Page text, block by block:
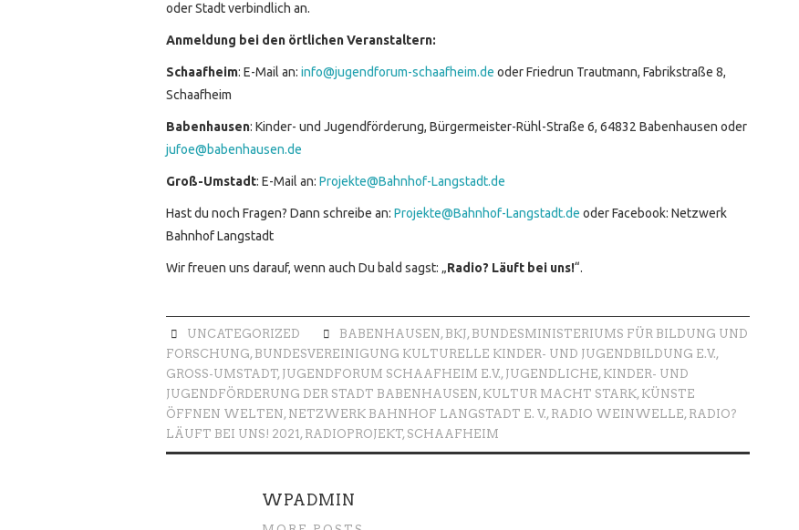
oder Stadt verbindlich an.
Anmeldung bei den örtlichen Veranstaltern:
Schaafheim: E-Mail an: info@jugendforum-schaafheim.de oder Friedrun Trautmann, Fabrikstraße 8,
Schaafheim
Babenhausen: Kinder- und Jugendförderung, Bürgermeister-Rühl-Straße 6, 64832 Babenhausen oder
jufoe@babenhausen.de
Groß-Umstadt: E-Mail an: Projekte@Bahnhof-Langstadt.de
Hast du noch Fragen? Dann schreibe an: Projekte@Bahnhof-Langstadt.de oder Facebook: Netzwerk
Bahnhof Langstadt
Wir freuen uns darauf, wenn auch Du bald sagst: „Radio? Läuft bei uns!“.
UNCATEGORIZED BABENHAUSEN, BKJ, BUNDESMINISTERIUMS FÜR BILDUNG UND
FORSCHUNG, BUNDESVEREINIGUNG KULTURELLE KINDER- UND JUGENDBILDUNG E.V.,
GROSS-UMSTADT
, JUGENDFORUM SCHAAFHEIM E.V., JUGENDLICHE, KINDER- UND
JUGENDFÖRDERUNG DER STADT BABENHAUSEN, KULTUR MACHT STARK, KÜNSTE
ÖFFNEN WELTEN, NETZWERK BAHNHOF LANGSTADT E. V., RADIO WEINWELLE, RADIO?
LÄUFT BEI UNS! 2021, RADIOPROJEKT, SCHAAFHEIM
WPADMIN